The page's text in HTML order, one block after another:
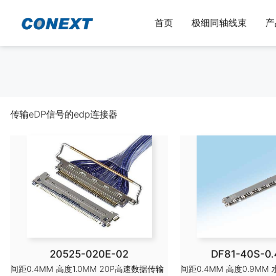
容
首页 极细同轴线束
传输eDP信号的edp连接器
20525-020E-02
间距0.4MM 高度1.0MM 20P高速数据传输
DF81-40S-
间距0.4MM 高度0.9MM